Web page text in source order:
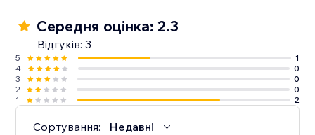
Середня оцінка: 2.3
Відгуків: 3
5
1
4
0
3
0
2
0
1
2
Сортування: Недавні